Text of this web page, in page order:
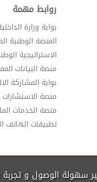
روابط مهمة
بوابة وزارة
المنصة الوطنية
الاستراتيجية
منصة البيانات
بوابة المشاركة
منصة الاستشارات
منصة الخدمات
تطبيقات الهاتف
سهولة الوصول و